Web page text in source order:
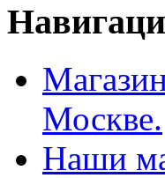
Москве.
Наши